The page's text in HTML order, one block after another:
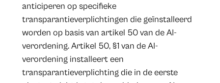
anticiperen op specifieke
transparantieverplichtingen die geïnstalleerd
worden op basis van artikel 50 van de AI-
verordening. Artikel 50, §1 van de AI-
verordening installeert een
transparantieverplichting die in de eerste